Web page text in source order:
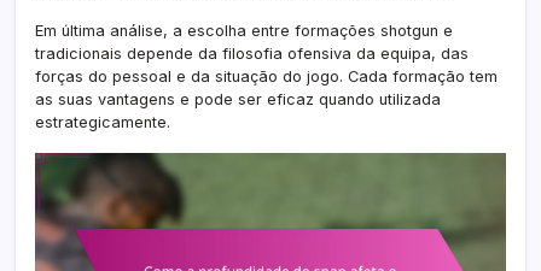
Em última análise, a escolha entre formações shotgun e
tradicionais depende da filosofia ofensiva da equipa, das
forças do pessoal e da situação do jogo. Cada formação tem
as suas vantagens e pode ser eficaz quando utilizada
estrategicamente.